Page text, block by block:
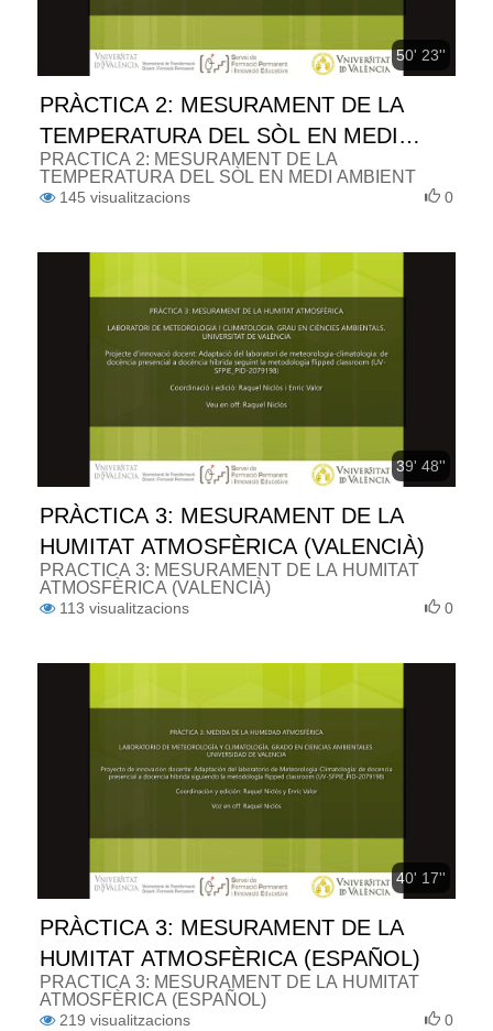
50' 23''
PRÀCTICA 2: MESURAMENT DE LA
TEMPERATURA DEL SÒL EN MEDI
AMBIENT (VALENCIÀ)
PRÀCTICA 2: MESURAMENT DE LA
TEMPERATURA DEL SÒL EN MEDI AMBIENT
145 visualitzacions 0
39' 48''
PRÀCTICA 3: MESURAMENT DE LA
HUMITAT ATMOSFÈRICA (VALENCIÀ)
PRÀCTICA 3: MESURAMENT DE LA HUMITAT
ATMOSFÈRICA (VALENCIÀ)
113 visualitzacions 0
40' 17''
PRÀCTICA 3: MESURAMENT DE LA
HUMITAT ATMOSFÈRICA (ESPAÑOL)
PRÀCTICA 3: MESURAMENT DE LA HUMITAT
ATMOSFÈRICA (ESPAÑOL)
219 visualitzacions 0